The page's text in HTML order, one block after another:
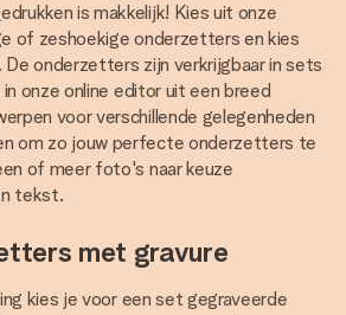
edrukken is makkelijk! Kies uit onze
of zeshoekige onderzetters en kies
onderzetters zijn verkrijgbaar in sets
onze online editor uit een breed
voor verschillende gelegenheden
om zo jouw perfecte onderzetters te
of meer foto's naar keuze
tekst.
met gravure
kies je voor een set gegraveerde